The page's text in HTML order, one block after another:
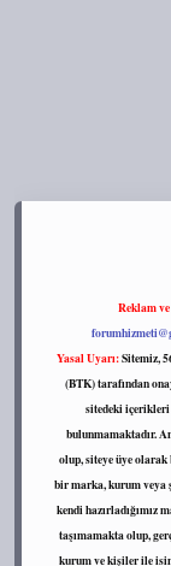
Reklam
Yasal Uyarı:Sitemiz,
(BTK) tarafından
sitedeki
bulunmamaktadır.
olup, siteye üye
bir marka, kurum veya
kendi hazırladığımız
taşımamakta olup,
kurum ve kişiler ile